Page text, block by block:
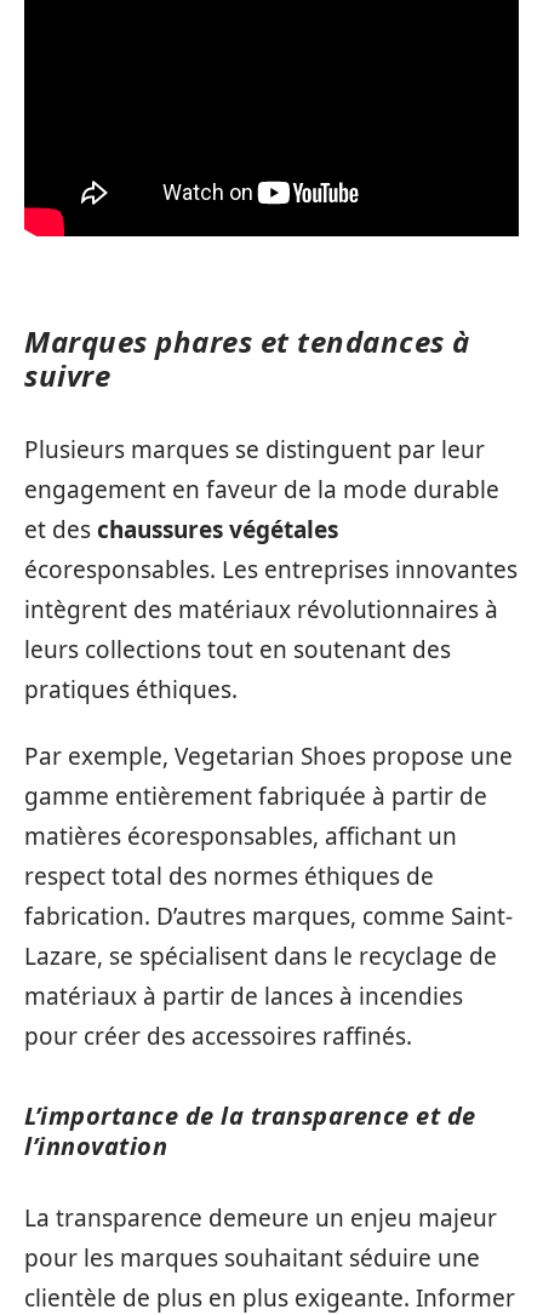
Marques phares et tendances à
suivre
Plusieurs marques se distinguent par leur
engagement en faveur de la mode durable
et deschaussures végétales
écoresponsables. Les entreprises innovantes
intègrent des matériaux révolutionnaires à
leurs collections tout en soutenant des
pratiques éthiques.
Par exemple, Vegetarian Shoes propose une
gamme entièrement fabriquée à partir de
matières écoresponsables, affichant un
respect total des normes éthiques de
fabrication. D’autres marques, comme Saint-
Lazare, se spécialisent dans le recyclage de
matériaux à partir de lances à incendies
pour créer des accessoires raffinés.
L’importance de la transparence et de
l’innovation
La transparence demeure un enjeu majeur
pour les marques souhaitant séduire une
clientèle de plus en plus exigeante. Informer